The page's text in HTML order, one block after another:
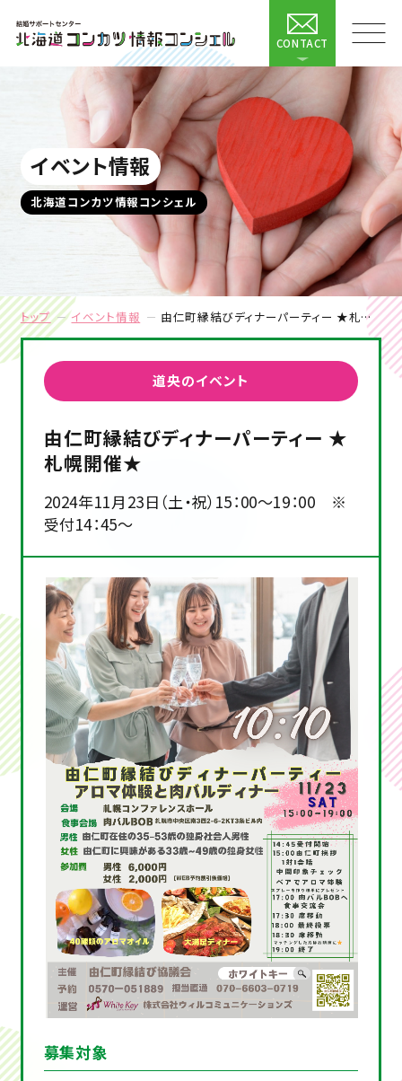
CONTACT
イベント情報
北海道コンカツ情報コンシェル
トップ イベント情報 由仁町縁結びディナーパーティー ★札幌開催★
道央のイベント
由仁町縁結びディナーパーティー ★
札幌開催★
2024年11月23日（土・祝）15：00～19：00 ※
受付14：45～
募集対象